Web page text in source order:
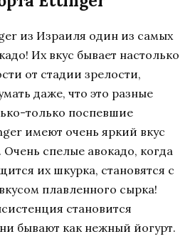
из Израиля один из самых
Их вкус бывает настолько
от стадии зрелости,
даже, что это разные
только поспевшие
имеют очень яркий вкус
спелые авокадо, когда
их шкурка, становятся с
плавленного сырка!
становится
бывают как нежный йогурт.